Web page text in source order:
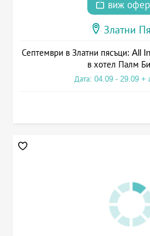
виж
Златни
Септември в Златни пясъци: All
в хотел Палм
Дата: 04.09 - 29.09 +